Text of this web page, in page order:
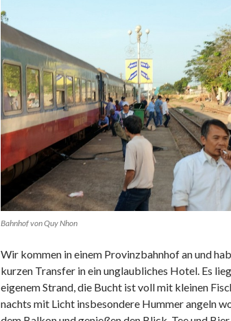
Bahnhof von Quy Nhon
Wir kommen in einem Provinzbahnhof an und
kurzen Transfer in ein unglaubliches Hotel. Es
eigenem Strand, die Bucht ist voll mit kleinen
nachts mit Licht insbesondere Hummer angeln